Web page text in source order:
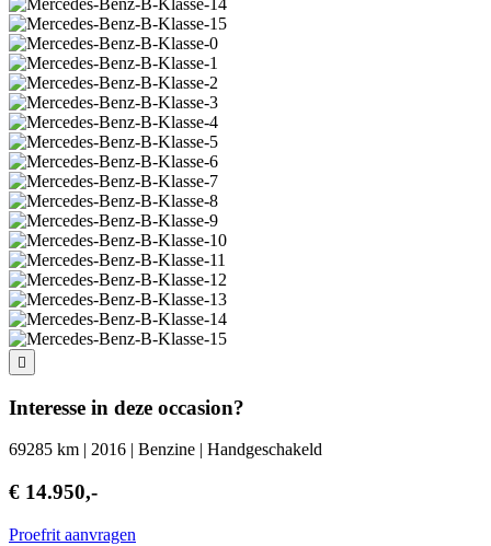
Interesse in deze occasion?
69285 km | 2016 | Benzine | Handgeschakeld
€ 14.950,-
Proefrit aanvragen